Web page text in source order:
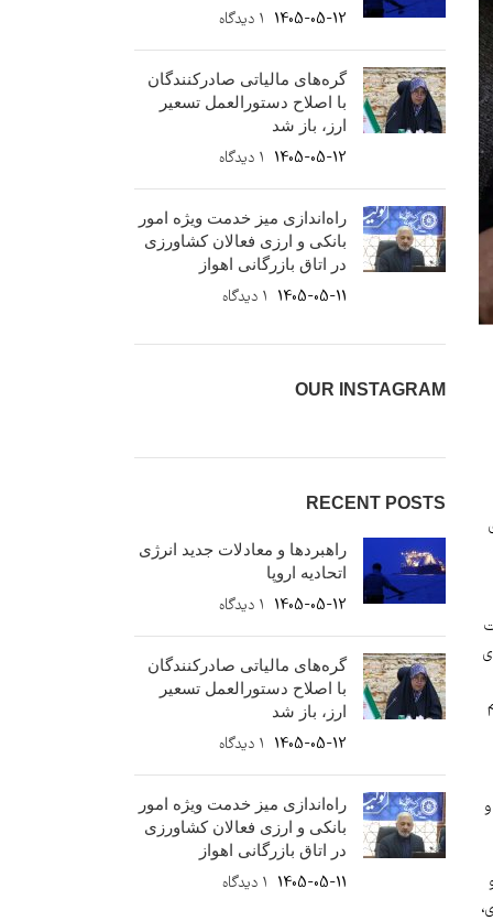
1405-05-12 ۱ دیدگاه
گره‌های مالیاتی صادرکنندگان
با اصلاح دستورالعمل تسعیر
ارز، باز شد
1405-05-12 ۱ دیدگاه
راه‌اندازی میز خدمت ویژه امور
بانکی و ارزی فعالان کشاورزی
در اتاق بازرگانی اهواز
1405-05-11 ۱ دیدگاه
OUR INSTAGRAM
RECENT POSTS
راهبردها و معادلات جدید انرژی
اتحادیه اروپا
1405-05-12 ۱ دیدگاه
گره‌های مالیاتی صادرکنندگان
با اصلاح دستورالعمل تسعیر
ارز، باز شد
1405-05-12 ۱ دیدگاه
راه‌اندازی میز خدمت ویژه امور
بانکی و ارزی فعالان کشاورزی
در اتاق بازرگانی اهواز
1405-05-11 ۱ دیدگاه